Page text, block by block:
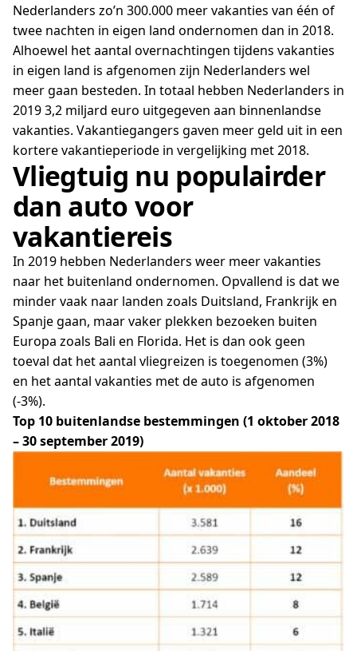
Nederlanders zo’n 300.000 meer vakanties van één of
twee nachten in eigen land ondernomen dan in 2018.
Alhoewel het aantal overnachtingen tijdens vakanties
in eigen land is afgenomen zijn Nederlanders wel
meer gaan besteden. In totaal hebben Nederlanders in
2019 3,2 miljard euro uitgegeven aan binnenlandse
vakanties. Vakantiegangers gaven meer geld uit in een
kortere vakantieperiode in vergelijking met 2018.
Vliegtuig nu populairder
dan auto voor
vakantiereis
In 2019 hebben Nederlanders weer meer vakanties
naar het buitenland ondernomen. Opvallend is dat we
minder vaak naar landen zoals Duitsland, Frankrijk en
Spanje gaan, maar vaker plekken bezoeken buiten
Europa zoals Bali en Florida. Het is dan ook geen
toeval dat het aantal vliegreizen is toegenomen (3%)
en het aantal vakanties met de auto is afgenomen
(-3%).
Top 10 buitenlandse bestemmingen (1 oktober 2018
– 30 september 2019)